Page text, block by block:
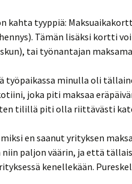
kahta tyyppiä:
Tämän lisäksi kortti
tai työnantajan
työpaikassa minulla oli
joka piti maksaa
tilillä piti olla riittävästi
en saanut yrityksen
niin paljon väärin, ja että
kenellekään.